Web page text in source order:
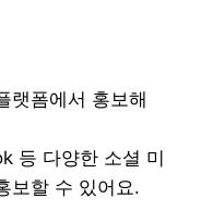
랫폼에서 홍보해
등 다양한 소셜 미
보할 수 있어요.